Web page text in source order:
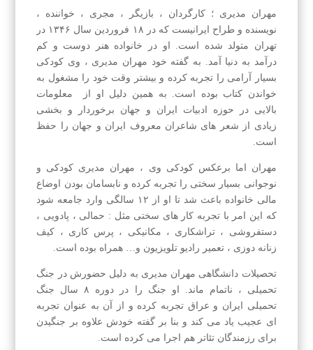
مهران مدیری ؛ کارگردان ، بازیگر ، مجری ، خواننده ،
نویسنده و طراح ایرانیست که در ۱۸ فروردین سال ۱۳۴۶ در
تهران متولد شده است. او در خانواده هنر دوست و کم
درآمد به دنیا آمد. به گفته خود مهران مدیری ، وی کودکی
بسیار آرامی را تجربه کرده و بیشتر وقت خود را مشغول به
خواندن کتاب بوده است. به همین دلیل او از معلومات
بالایی در حوزه ادبیات ایران و جهان برخوردار و بخشی
زیادی از شعر های شاعران معروف ایران و جهان را حفظ
است.
مهران اما برعکس کودکی وی ، مهران مدیری کودکی و
نوجوانی بسیار سختی را تجربه کرده و نابسامان بودن اوضاع
مالی خانواده باعث شد تا او از ۱۲ سالگی وارد جامعه شود
که این امر با تجربه کار های سختی مثل : حمالی ، پادویی ،
دستفروشی ، تراشکاری ، مکانیکی ، پرس کاری ، کیف
زنانه دوزی ، تعمیر رادیو تلویزیون و… همراه بوده است.
تحصیلات دانشگاهی مهران مدیری به دلیل حضورش در جنگ
تحمیلی ، ناتمام ماند. او جنگ را در دوره ۸ سال جنگ
تحمیلی ایران و عراق تجربه کرده و از آن به عنوان تجربه
ای عجیب یاد می کند و بنا بر گفته خودش علاوه بر جنگیدن
برای رزمندگان تئاتر هم اجرا می کرده است.